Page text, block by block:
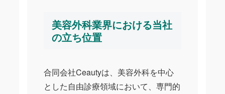
美容外科業界における当社
の立ち位置
合同会社Ceautyは、美容外科を中心
とした自由診療領域において、専門的